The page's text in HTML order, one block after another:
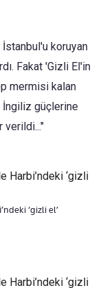
koruyan
Fakat 'Gizli El'in
mermisi kalan
İngiliz güçlerine
‘gizli el’